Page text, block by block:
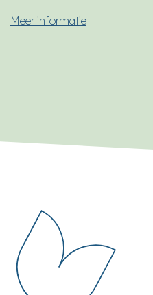
Meer informatie